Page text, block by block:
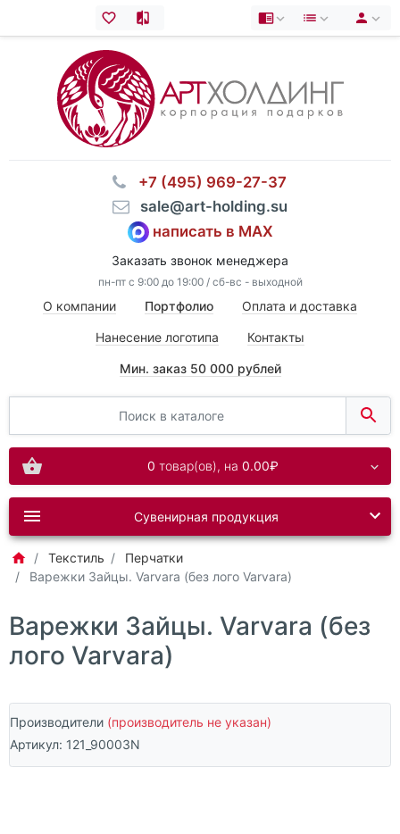
⠀+7 (495) 969-27-37
⠀sale@art-holding.su
написать в MAX
Заказать звонок менеджера
пн-пт с 9:00 до 19:00 / сб-вс - выходной
О компании Портфолио Оплата и доставка
Нанесение логотипа Контакты
Мин. заказ 50 000 рублей
0 товар(ов), на 0.00₽
Сувенирная продукция
Текстиль
Перчатки
Варежки Зайцы. Varvara (без лого Varvara)
Варежки Зайцы. Varvara (без
лого Varvara)
Производители (производитель не указан)
Артикул: 121_90003N